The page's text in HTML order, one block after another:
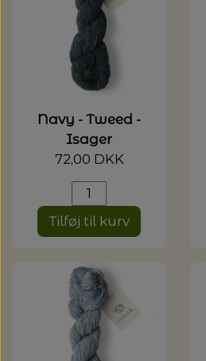
Navy - Tweed -
Isager
72,00 DKK
Tilføj til kurv